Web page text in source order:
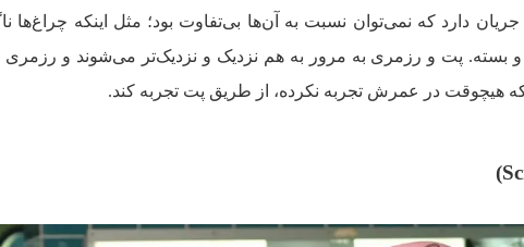
دارد که نمی‌توان نسبت به آن‌ها بی‌تفاوت بود؛ مثل اینکه چراغ‌ها
بسته. پت و رزمری به مرور به هم نزدیک و نزدیک‌تر می‌شوند و رزمری
هیچوقت در عمرش تجربه نکرده، از طریق پت تجربه کند.